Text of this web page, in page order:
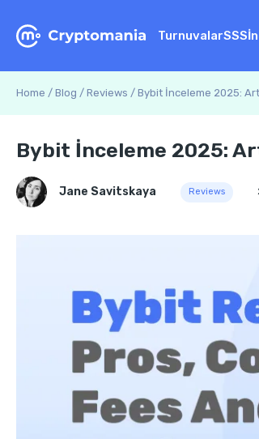
TurnuvalarSSS
Home / Blog / Reviews / Bybit İnceleme 2025:
Bybit İnceleme 2025:
Jane Savitskaya Reviews